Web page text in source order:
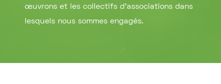
œuvrons et les collectifs d’associations dans
lesquels nous sommes engagés.